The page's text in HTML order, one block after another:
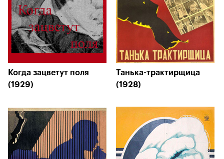
Когда зацветут поля
(1929)
Танька-трактирщица
(1928)